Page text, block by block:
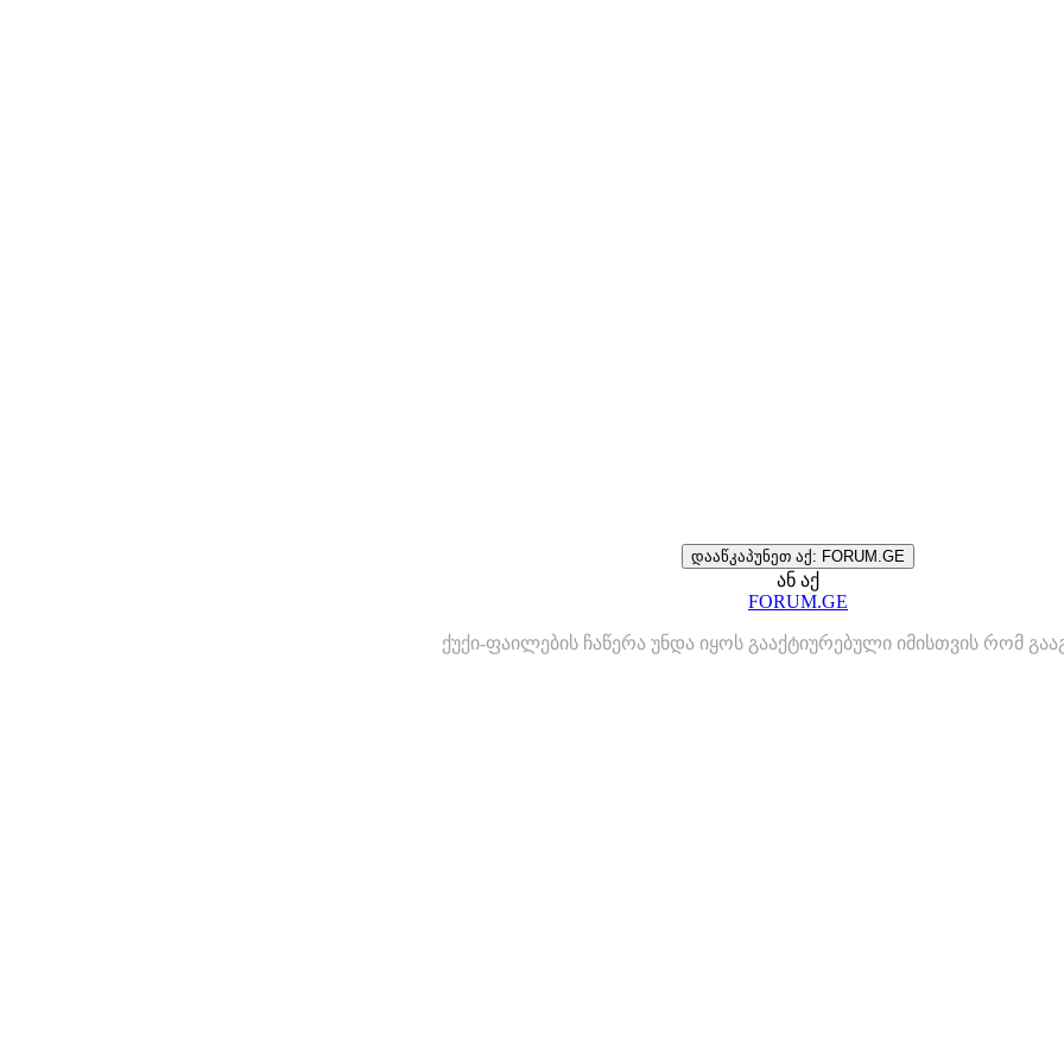
დააწკაპუნეთ აქ: FORUM.GE
ან აქ
FORUM.GE
ქუქი-ფაილების ჩაწერა უნდა იყოს გააქტიურებული იმისთვის რომ